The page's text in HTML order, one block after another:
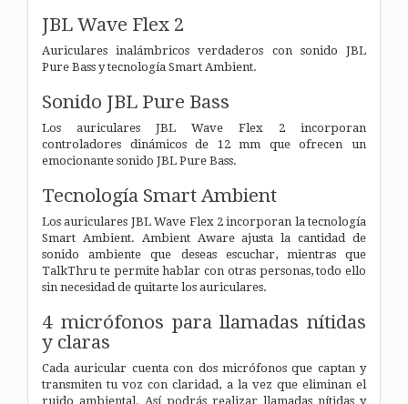
JBL Wave Flex 2
Auriculares inalámbricos verdaderos con sonido JBL
Pure Bass y tecnología Smart Ambient.
Sonido JBL Pure Bass
Los auriculares JBL Wave Flex 2 incorporan
controladores dinámicos de 12 mm que ofrecen un
emocionante sonido JBL Pure Bass.
Tecnología Smart Ambient
Los auriculares JBL Wave Flex 2 incorporan la tecnología
Smart Ambient. Ambient Aware ajusta la cantidad de
sonido ambiente que deseas escuchar, mientras que
TalkThru te permite hablar con otras personas, todo ello
sin necesidad de quitarte los auriculares.
4 micrófonos para llamadas nítidas
y claras
Cada auricular cuenta con dos micrófonos que captan y
transmiten tu voz con claridad, a la vez que eliminan el
ruido ambiental. Así podrás realizar llamadas nítidas y